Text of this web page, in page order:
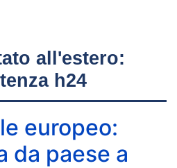
all'estero:
h24
europeo:
da paese a